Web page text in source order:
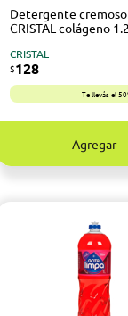
Detergente cremoso
CRISTAL colágeno
CRISTAL
$128
Te llevás el
Agregar